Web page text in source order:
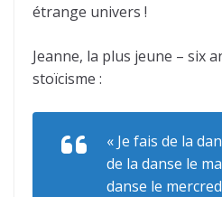
étrange univers !
Jeanne, la plus jeune – six
stoïcisme :
« Je fais de la
de la danse le
danse le